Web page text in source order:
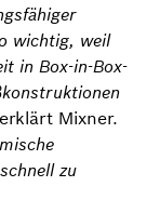
wichtig, weil
in Box-in-Box-
Mixner.
zu